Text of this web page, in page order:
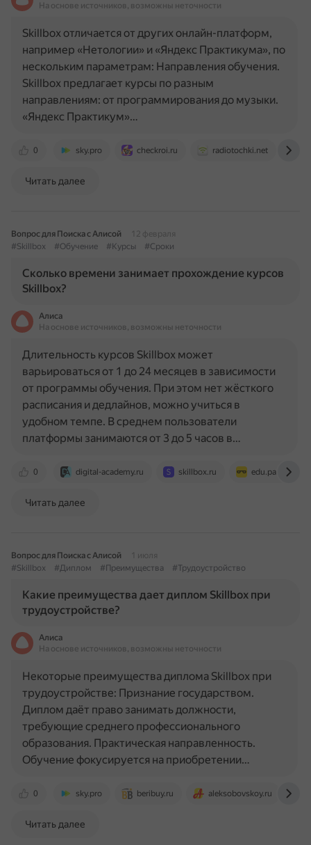
На основе источников, возможны неточности
0 sky.pro checkroi.ru radiotochki.net
Skillbox отличается от других онлайн-платформ,
например «Нетологии» и «Яндекс Практикума», по
нескольким параметрам: Направления обучения.
Skillbox предлагает курсы по разным
направлениям: от программирования до музыки.
«Яндекс Практикум»…
Читать далее
Вопрос для Поиска с Алисой
12 февраля
#Skillbox
#Обучение #Курсы #Сроки
Сколько времени занимает прохождение курсов
Skillbox?
Алиса
На основе источников, возможны неточности
0 digital-academy.ru skillbox.ru
Длительность курсов Skillbox может
варьироваться от 1 до 24 месяцев в зависимости
от программы обучения. При этом нет жёсткого
расписания и дедлайнов, можно учиться в
удобном темпе. В среднем пользователи
платформы занимаются от 3 до 5 часов в…
Читать далее
Вопрос для Поиска с Алисой
1 июля
#Skillbox
#Диплом #Преимущества #Трудоустройство
Какие преимущества дает диплом Skillbox при
трудоустройстве?
Алиса
На основе источников, возможны неточности
0 sky.pro beribuy.ru aleksobovskoy.ru
Некоторые преимущества диплома Skillbox при
трудоустройстве: Признание государством.
Диплом даёт право занимать должности,
требующие среднего профессионального
образования. Практическая направленность.
Обучение фокусируется на приобретении…
Читать далее